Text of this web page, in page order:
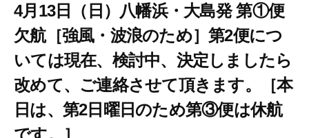
送
有
限
会
社
大
島
へ
行
こ
う
愛
4月13日（日）八幡浜・大島発 第①便
欠航［強風・波浪のため］第2便につ
いては現在、検討中、決定しましたら
改めて、ご連絡させて頂きます。［本
日は、第2日曜日のため第③便は休航
です。］